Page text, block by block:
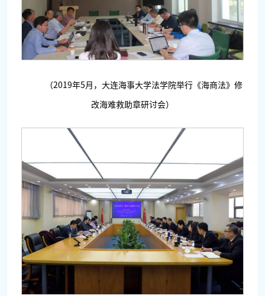
（2019年5月，大连海事大学法学院举行《海商法》修
改海难救助章研讨会）